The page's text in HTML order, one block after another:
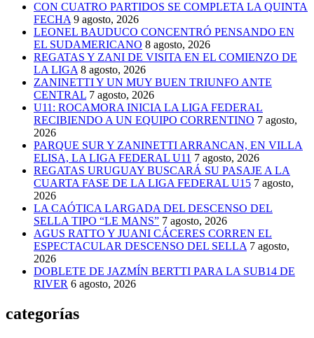
CON CUATRO PARTIDOS SE COMPLETA LA QUINTA
FECHA 9 agosto, 2026
LEONEL BAUDUCO CONCENTRÓ PENSANDO EN
EL SUDAMERICANO 8 agosto, 2026
REGATAS Y ZANI DE VISITA EN EL COMIENZO DE
LA LIGA 8 agosto, 2026
ZANINETTI Y UN MUY BUEN TRIUNFO ANTE
CENTRAL 7 agosto, 2026
U11: ROCAMORA INICIA LA LIGA FEDERAL
RECIBIENDO A UN EQUIPO CORRENTINO 7 agosto,
2026
PARQUE SUR Y ZANINETTI ARRANCAN, EN VILLA
ELISA, LA LIGA FEDERAL U11 7 agosto, 2026
REGATAS URUGUAY BUSCARÁ SU PASAJE A LA
CUARTA FASE DE LA LIGA FEDERAL U15 7 agosto,
2026
LA CAÓTICA LARGADA DEL DESCENSO DEL
SELLA TIPO “LE MANS” 7 agosto, 2026
AGUS RATTO Y JUANI CÁCERES CORREN EL
ESPECTACULAR DESCENSO DEL SELLA 7 agosto,
2026
DOBLETE DE JAZMÍN BERTTI PARA LA SUB14 DE
RIVER 6 agosto, 2026
categorías